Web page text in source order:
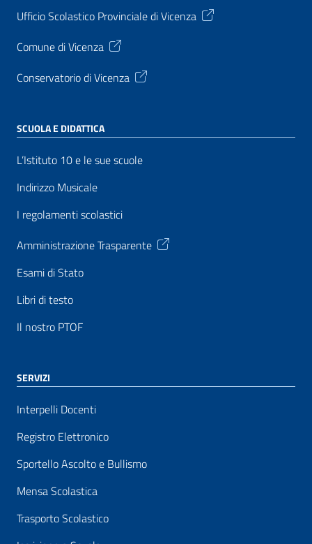
Ufficio Scolastico Provinciale di Vicenza
Comune di Vicenza
Conservatorio di Vicenza
SCUOLA E DIDATTICA
L’Istituto 10 e le sue scuole
Indirizzo Musicale
I regolamenti scolastici
Amministrazione Trasparente
Esami di Stato
Libri di testo
Il nostro PTOF
SERVIZI
Interpelli Docenti
Registro Elettronico
Sportello Ascolto e Bullismo
Mensa Scolastica
Trasporto Scolastico